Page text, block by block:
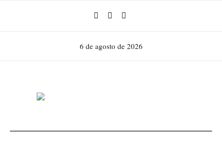
6 de agosto de 2026